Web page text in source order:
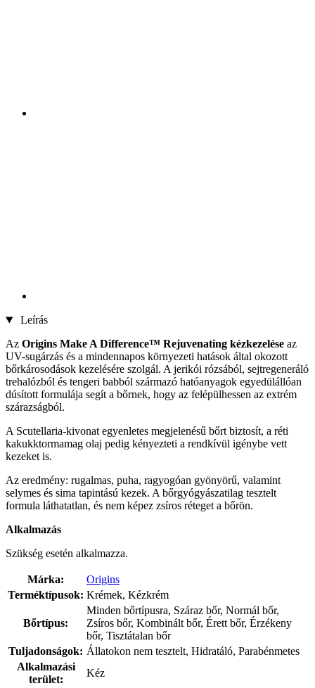
Leírás
Az Origins Make A Difference™ Rejuvenating kézkezelése az
UV-sugárzás és a mindennapos környezeti hatások által okozott
bőrkárosodások kezelésére szolgál. A jerikói rózsából, sejtregeneráló
trehalózból és tengeri babból származó hatóanyagok egyedülállóan
dúsított formulája segít a bőrnek, hogy az felépülhessen az extrém
szárazságból.
A Scutellaria-kivonat egyenletes megjelenésű bőrt biztosít, a réti
kakukktormamag olaj pedig kényezteti a rendkívül igénybe vett
kezeket is.
Az eredmény: rugalmas, puha, ragyogóan gyönyörű, valamint
selymes és sima tapintású kezek. A bőrgyógyászatilag tesztelt
formula láthatatlan, és nem képez zsíros réteget a bőrön.
Alkalmazás
Szükség esetén alkalmazza.
Márka:
Origins
Terméktípusok: Krémek, Kézkrém
Bőrtípus:
Minden bőrtípusra, Száraz bőr, Normál bőr,
Zsíros bőr, Kombinált bőr, Érett bőr, Érzékeny
bőr, Tisztátalan bőr
Tuljadonságok: Állatokon nem tesztelt, Hidratáló, Parabénmetes
Alkalmazási
terület:
Kéz